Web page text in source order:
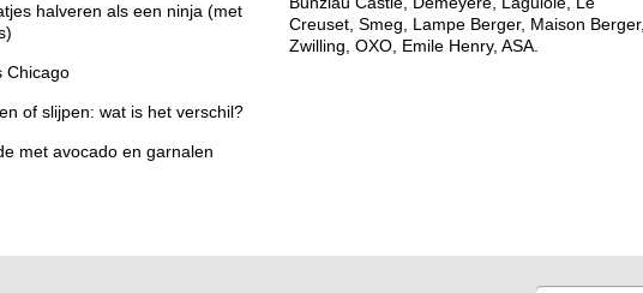
halveren als een ninja (met
Chicago
of slijpen: wat is het verschil?
met avocado en garnalen
Creuset, Smeg, Lampe Berger, Maison Berger,
Zwilling, OXO, Emile Henry, ASA.